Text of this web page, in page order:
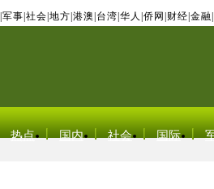
军事 社会 地方 港澳 台湾 华人 侨网 财经 金融
热点 国内 社会 国际